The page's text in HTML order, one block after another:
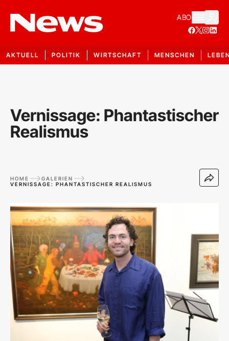
ABO
AKTUELL POLITIK WIRTSCHAFT MENSCHEN
Vernissage: Phantastischer
Realismus
HOME
GALERIEN
VERNISSAGE: PHANTASTISCHER REALISMUS